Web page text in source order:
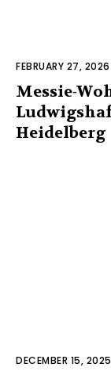
FEBRUARY 27, 2026
Messie-
Heidelberg
DECEMBER 15, 2025